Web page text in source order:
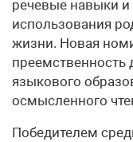
речевые навыки и
использования
жизни. Новая
языкового
осмысленного
Победителем